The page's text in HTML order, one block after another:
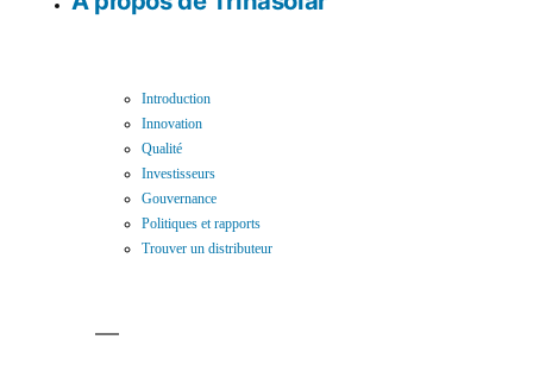
Introduction
Innovation
Qualité
Investisseurs
Gouvernance
Politiques et rapports
Trouver un distributeur